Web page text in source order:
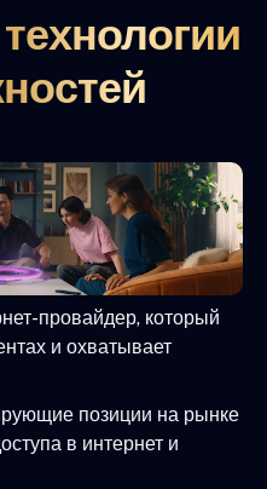
провайдер, который
и охватывает
позиции на рынке
в интернет и